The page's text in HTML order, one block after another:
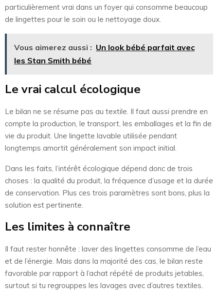
particulièrement vrai dans un foyer qui consomme beaucoup
de lingettes pour le soin ou le nettoyage doux.
Vous aimerez aussi : Un look bébé parfait avec
les Stan Smith bébé
Le vrai calcul écologique
Le bilan ne se résume pas au textile. Il faut aussi prendre en
compte la production, le transport, les emballages et la fin de
vie du produit. Une lingette lavable utilisée pendant
longtemps amortit généralement son impact initial.
Dans les faits, l’intérêt écologique dépend donc de trois
choses : la qualité du produit, la fréquence d’usage et la durée
de conservation. Plus ces trois paramètres sont bons, plus la
solution est pertinente.
Les limites à connaître
Il faut rester honnête : laver des lingettes consomme de l’eau
et de l’énergie. Mais dans la majorité des cas, le bilan reste
favorable par rapport à l’achat répété de produits jetables,
surtout si tu regrouppes les lavages avec d’autres textiles.